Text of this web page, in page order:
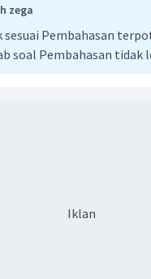
zega
sesuai Pembahasan
soal Pembahasan tidak
Iklan